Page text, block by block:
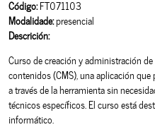
Código:FT071103
Modalidade:presencial
Descrición:
Curso de creación y administración
contenidos (CMS), una aplicación
a través de la herramienta sin
técnicos específicos. El curso está
informático.